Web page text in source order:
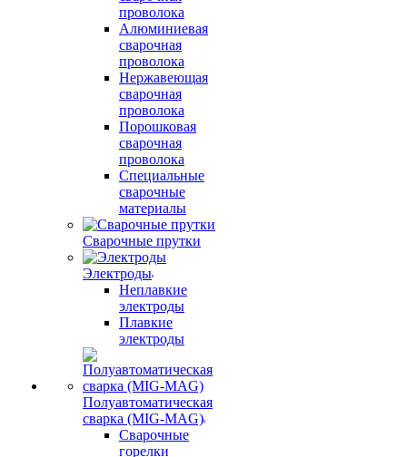
проволока
Алюминиевая
сварочная
проволока
Нержавеющая
сварочная
проволока
Порошковая
сварочная
проволока
Специальные
сварочные
материалы
Сварочные прутки
Электроды
Неплавкие
электроды
Плавкие
электроды
Полуавтоматическая
сварка (MIG-MAG)
Сварочные
горелки